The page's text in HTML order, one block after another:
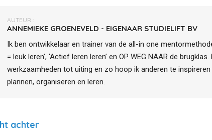
AUTEUR :
ANNEMIEKE GROENEVELD - EIGENAAR STUDIELIFT BV
Ik ben ontwikkelaar en trainer van de all-in one
= leuk leren’, ‘Actief leren leren’ en OP WEG NAAR de
werkzaamheden tot uiting en zo hoop ik anderen te
plannen, organiseren en leren.
achter